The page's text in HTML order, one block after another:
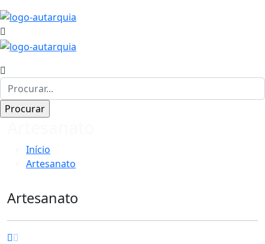
Início
Artesanato
Artesanato